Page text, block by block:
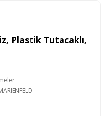
Plastik Tutacaklı,